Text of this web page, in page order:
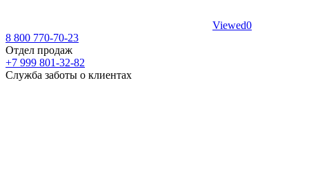
Viewed0
8 800 770-70-23
Отдел продаж
+7 999 801-32-82
Служба заботы о клиентах